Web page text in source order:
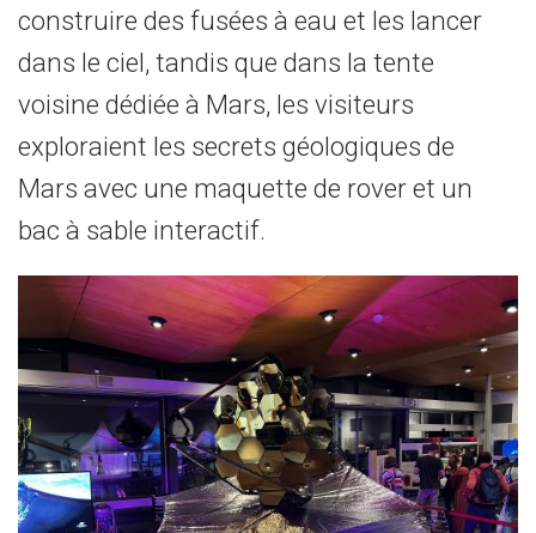
construire des fusées à eau et les lancer
dans le ciel, tandis que dans la tente
voisine dédiée à Mars, les visiteurs
exploraient les secrets géologiques de
Mars avec une maquette de rover et un
bac à sable interactif.